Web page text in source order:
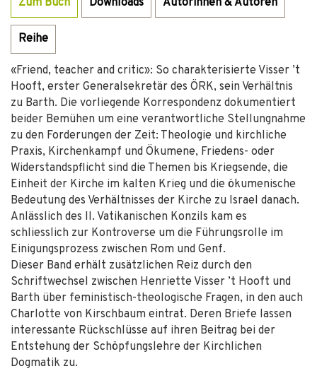
Zum Buch Downloads Autorinnen & Autoren
Reihe
«Friend, teacher and critic»: So charakterisierte Visser ’t
Hooft, erster Generalsekretär des ÖRK, sein Verhältnis
zu Barth. Die vorliegende Korrespondenz dokumentiert
beider Bemühen um eine verantwortliche Stellungnahme
zu den Forderungen der Zeit: Theologie und kirchliche
Praxis, Kirchenkampf und Ökumene, Friedens- oder
Widerstandspflicht sind die Themen bis Kriegsende, die
Einheit der Kirche im kalten Krieg und die ökumenische
Bedeutung des Verhältnisses der Kirche zu Israel danach.
Anlässlich des II. Vatikanischen Konzils kam es
schliesslich zur Kontroverse um die Führungsrolle im
Einigungsprozess zwischen Rom und Genf.
Dieser Band erhält zusätzlichen Reiz durch den
Schriftwechsel zwischen Henriette Visser ’t Hooft und
Barth über feministisch-theologische Fragen, in den auch
Charlotte von Kirschbaum eintrat. Deren Briefe lassen
interessante Rückschlüsse auf ihren Beitrag bei der
Entstehung der Schöpfungslehre der Kirchlichen
Dogmatik zu.